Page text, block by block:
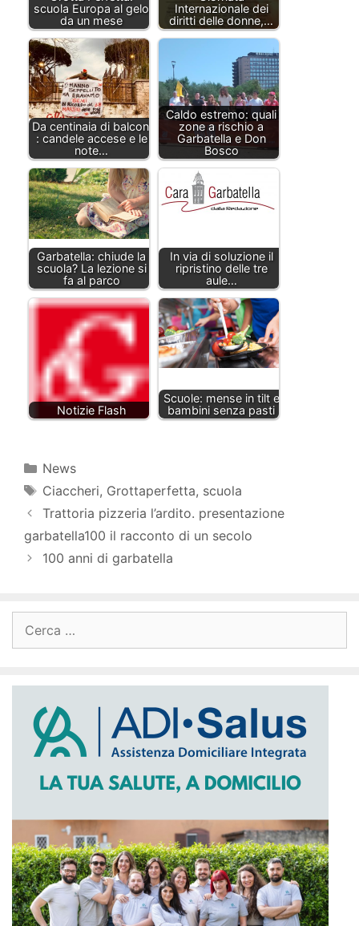
scuola Europa al gelo
da un mese
Internazionale dei
diritti delle donne,…
Da centinaia di balconi
: candele accese e le
note…
Caldo estremo: quali
zone a rischio a
Garbatella e Don
Bosco
Garbatella: chiude la
scuola? La lezione si
fa al parco
In via di soluzione il
ripristino delle tre
aule…
Notizie Flash
Scuole: mense in tilt e
bambini senza pasti
Categorie
News
Tag
Ciaccheri, Grottaperfetta, scuola
Trattoria pizzeria l’ardito. presentazione
garbatella100 il racconto di un secolo
100 anni di garbatella
per: